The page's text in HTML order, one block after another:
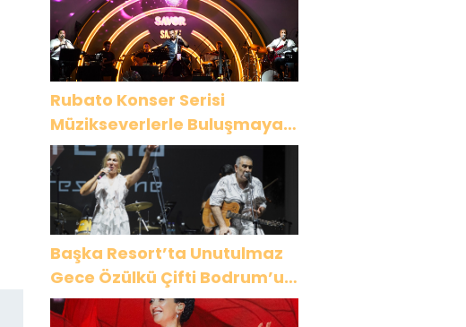
Rubato Konser Serisi
Müzikseverlerle Buluşmaya
Devam Ediyor
Başka Resort’ta Unutulmaz
Gece Özülkü Çifti Bodrum’u
Büyüledi